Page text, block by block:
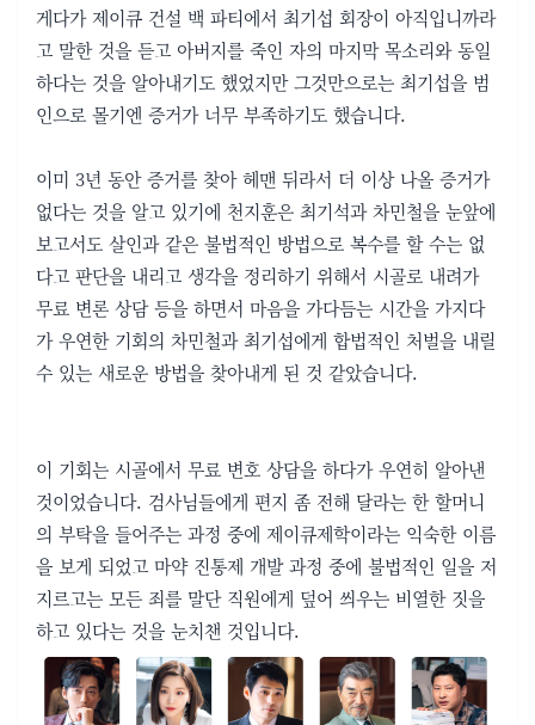
게다가 제이큐 건설 백 파티에서 최기섭 회장이 아직입니까라
고 말한 것을 듣고 아버지를 죽인 자의 마지막 목소리와 동일
하다는 것을 알아내기도 했었지만 그것만으로는 최기섭을 범
인으로 몰기엔 증거가 너무 부족하기도 했습니다.
이미 3년 동안 증거를 찾아 헤맨 뒤라서 더 이상 나올 증거가
없다는 것을 알고 있기에 천지훈은 최기석과 차민철을 눈앞에
보고서도 살인과 같은 불법적인 방법으로 복수를 할 수는 없
다고 판단을 내리고 생각을 정리하기 위해서 시골로 내려가
무료 변론 상담 등을 하면서 마음을 가다듬는 시간을 가지다
가 우연한 기회의 차민철과 최기섭에게 합법적인 처벌을 내릴
수 있는 새로운 방법을 찾아내게 된 것 같았습니다.
이 기회는 시골에서 무료 변호 상담을 하다가 우연히 알아낸
것이었습니다. 검사님들에게 편지 좀 전해 달라는 한 할머니
의 부탁을 들어주는 과정 중에 제이큐제학이라는 익숙한 이름
을 보게 되었고 마약 진통제 개발 과정 중에 불법적인 일을 저
지르고는 모든 죄를 말단 직원에게 덮어 씌우는 비열한 짓을
하고 있다는 것을 눈치챈 것입니다.